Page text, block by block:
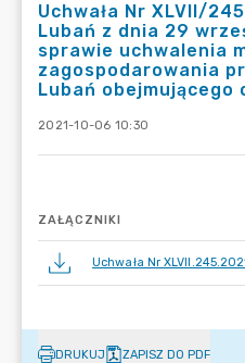
Uchwała Nr XLVII/
Lubań z dnia 29
sprawie uchwalenia
zagospodarowania
Lubań obejmującego
2021-10-06 10:30
ZAŁĄCZNIKI
Uchwała Nr
DRUKUJ ZAPISZ DO PDF